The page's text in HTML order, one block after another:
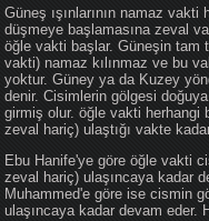
Güneş ışınlarının namaz
düşmeye başlamasına zeval
öğle vakti başlar. Güneşin tam
vakti) namaz kılınmaz ve bu
yoktur. Güney ya da Kuzey
denir. Cisimlerin gölgesi
girmiş olur. öğle vakti herhangi
zeval hariç) ulaştığı vakte
Ebu Hanife'ye göre öğle vakti
zeval hariç) ulaşıncaya kadar
Muhammed'e göre ise cismin
ulaşıncaya kadar devam eder.